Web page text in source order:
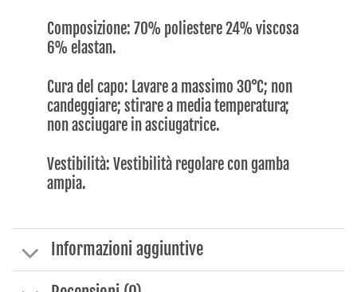
Composizione: 70% poliestere 24% viscosa
6% elastan.
Cura del capo: Lavare a massimo 30°C; non
candeggiare; stirare a media temperatura;
non asciugare in asciugatrice.
Vestibilità: Vestibilità regolare con gamba
ampia.
Informazioni aggiuntive